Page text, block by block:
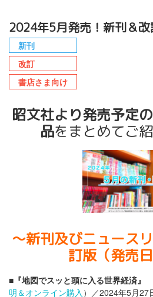
2024年5月発売！新刊＆
新刊
改訂
書店さま向け
昭文社より発売予定
品をまとめてご
〜新刊及びニュース
訂版（発売
■ 『地図でスッと頭に入る世界経済』
明＆オンライン購入 ）／2024年5月27